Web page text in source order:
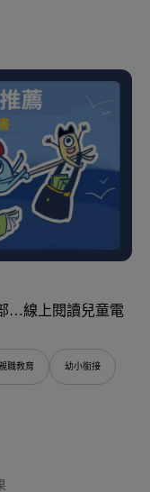
…線上閱讀兒童電
職教育 幼小銜接